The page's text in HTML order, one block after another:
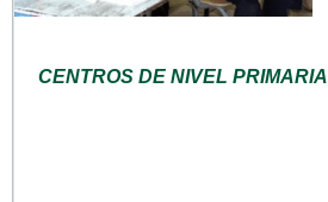
CENTROS DE NIVEL PRIMARIA